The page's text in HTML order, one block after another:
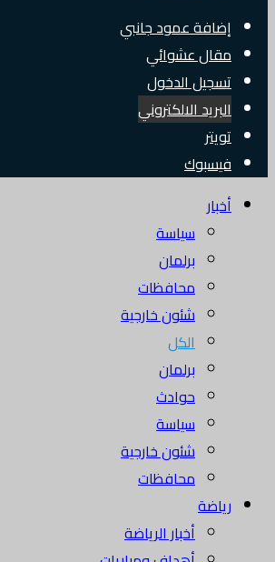
إضافة عمود جانبي
مقال عشوائي
تسجيل الدخول
البريد الالكتروني
تويتر
فيسبوك
أخبار
سياسة
برلمان
محافظات
شئون خارجية
الكل
برلمان
حوادث
سياسة
شئون خارجية
محافظات
رياضة
أخبار الرياضة